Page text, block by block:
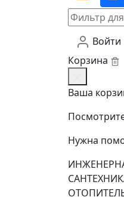
Войти
Корзина
Ваша
Нужна